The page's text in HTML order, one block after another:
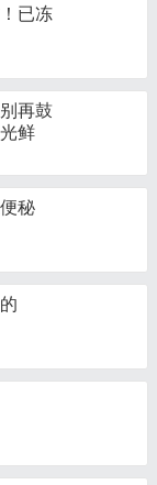
已冻
再鼓
鲜
秘